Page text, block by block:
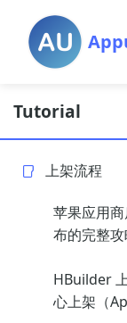
Tutorial
上架流程
苹果应用
布的完整攻
HBuilder
心上架（